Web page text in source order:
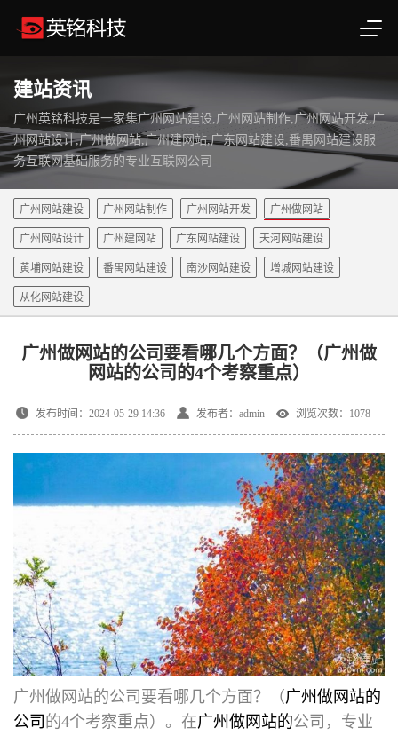
建站资讯
广州英铭科技是一家集广州网站建设,广州网站制作,广州网站开发,广
州网站设计,广州做网站,广州建网站,广东网站建设,番禺网站建设服
务互联网基础服务的专业互联网公司
广州网站建设 广州网站制作 广州网站开发 广州做网站
广州网站设计 广州建网站 广东网站建设 天河网站建设
黄埔网站建设 番禺网站建设 南沙网站建设 增城网站建设
从化网站建设
广州做网站的公司要看哪几个方面？（广州做
网站的公司的4个考察重点）
发布时间：2024-05-29 14:36 发布者：admin 浏览次数：1078
广州做网站的公司要看哪几个方面？（广州做网站的
公司 的4个考察重点）。在广州做网站的公司，专业